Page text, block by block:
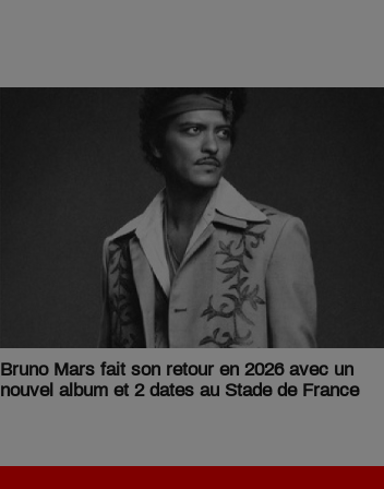
Bruno Mars fait son retour en 2026 avec un
nouvel album et 2 dates au Stade de France